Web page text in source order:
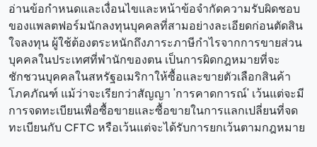
อ่านข้อกําหนดและเงื่อนไขและหน้าข้อจํากัดความรับผิดชอบ
ของแพลตฟอร์มนักลงทุนบุคคลที่สามอย่างละเอียดก่อนตัดสิน
ใจลงทุน ผู้ใช้ต้องตระหนักถึงภาระภาษีกําไรจากการขายส่วน
บุคคลในประเทศที่พํานักของตน เป็นการผิดกฎหมายที่จะ
ชักชวนบุคคลในสหรัฐอเมริกาให้ซื้อและขายตัวเลือกสินค้า
โภคภัณฑ์ แม้ว่าจะเรียกว่าสัญญา 'การคาดการณ์' เว้นแต่จะมี
การจดทะเบียนเพื่อซื้อขายและซื้อขายในการแลกเปลี่ยนที่จด
ทะเบียนกับ CFTC หรือเว้นแต่จะได้รับการยกเว้นตามกฎหมาย